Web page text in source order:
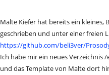
Malte Kiefer hat bereits ein kleines,
geschrieben und unter einer freien
https://github.com/beli3ver/
Ich habe mir ein neues
und das Template von Malte dort